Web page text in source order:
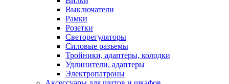
Выключатели
Рамки
Розетки
Светорегуляторы
Силовые разъемы
Тройники, адаптеры, колодки
Удлинители, адаптеры
Электропатроны